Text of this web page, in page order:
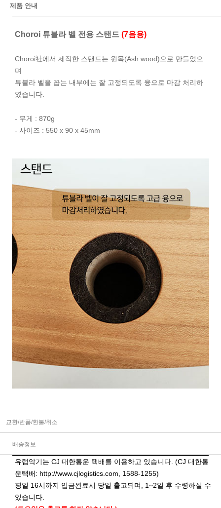
제품 안내
Choroi 튜블라 벨 전용 스탠드 (7음용)
Choroi社에서 제작한 스탠드는 원목(Ash wood)으로 만들었으
며
튜블라 벨을 꼽는 내부에는 잘 고정되도록 융으로 마감 처리하
였습니다.
- 무게 : 870g
- 사이즈 : 550 x 90 x 45mm
교환/반품/환불/취소
배송정보
유럽악기는 CJ 대한통운 택배를 이용하고 있습니다. (CJ 대한통
운택배: http://www.cjlogistics.com , 1588-1255)
평일 16시까지 입금완료시 당일 출고되며, 1~2일 후 수령하실 수
있습니다.